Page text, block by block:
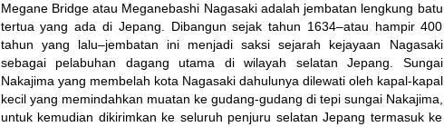
Megane Bridge atau Meganebashi Nagasaki adalah jembatan lengkung batu
tertua yang ada di Jepang. Dibangun sejak tahun 1634–atau hampir 400
tahun yang lalu–jembatan ini menjadi saksi sejarah kejayaan Nagasaki
sebagai pelabuhan dagang utama di wilayah selatan Jepang. Sungai
Nakajima yang membelah kota Nagasaki dahulunya dilewati oleh kapal-kapal
kecil yang memindahkan muatan ke gudang-gudang di tepi sungai Nakajima,
untuk kemudian dikirimkan ke seluruh penjuru selatan Jepang termasuk ke